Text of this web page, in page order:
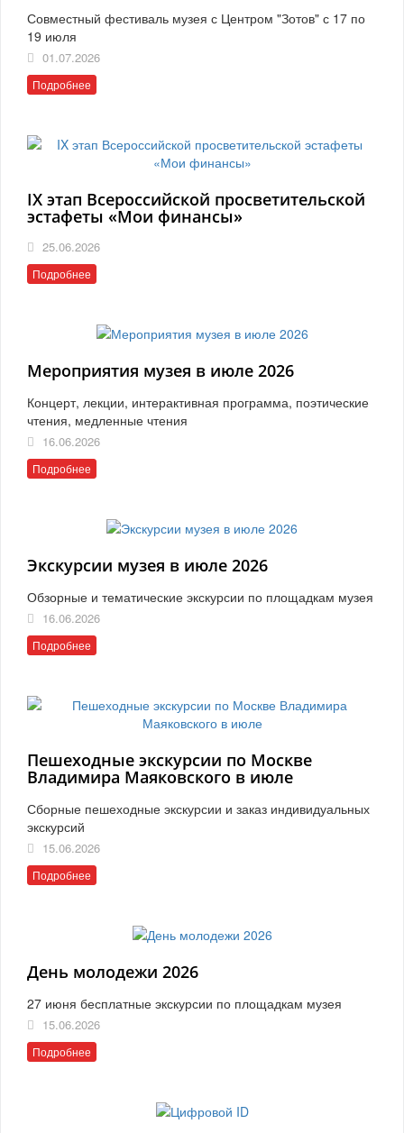
Совместный фестиваль музея с Центром "Зотов" с 17 по
19 июля
01.07.2026
Подробнее
IX этап Всероссийской просветительской
эстафеты «Мои финансы»
25.06.2026
Подробнее
Мероприятия музея в июле 2026
Концерт, лекции, интерактивная программа, поэтические
чтения, медленные чтения
16.06.2026
Подробнее
Экскурсии музея в июле 2026
Обзорные и тематические экскурсии по площадкам музея
16.06.2026
Подробнее
Пешеходные экскурсии по Москве
Владимира Маяковского в июле
Сборные пешеходные экскурсии и заказ индивидуальных
экскурсий
15.06.2026
Подробнее
День молодежи 2026
27 июня бесплатные экскурсии по площадкам музея
15.06.2026
Подробнее